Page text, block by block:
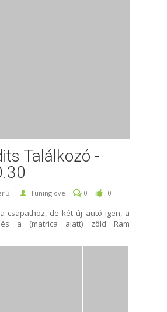
Találkozó -
3. Tuninglove 0 0
csapathoz, de két új autó igen, a
a (matrica alatt) zöld Ram